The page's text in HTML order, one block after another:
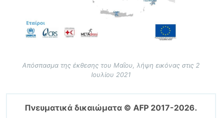
Απόσπασμα της έκθεσης του Μαΐου, λήψη εικόνας στις 2
Ιουλίου 2021
Πνευματικά δικαιώματα © AFP 2017-2026.